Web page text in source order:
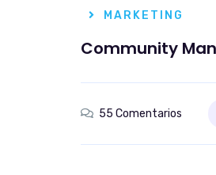
MARKETING
Community
55 Comentarios